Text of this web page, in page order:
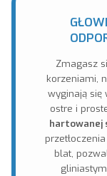
Zmagasz
korzeniami,
wyginają się
ostre i
hartowanej
blat,